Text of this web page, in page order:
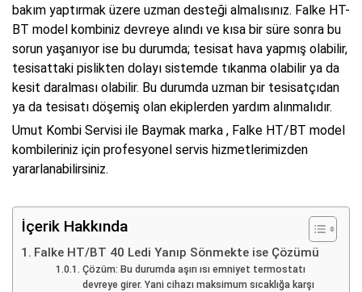
bakım yaptırmak üzere uzman desteği almalısınız. Falke HT-
BT model kombiniz devreye alındı ve kısa bir süre sonra bu
sorun yaşanıyor ise bu durumda; tesisat hava yapmış olabilir,
tesisattaki pislikten dolayı sistemde tıkanma olabilir ya da
kesit daralması olabilir. Bu durumda uzman bir tesisatçıdan
ya da tesisatı döşemiş olan ekiplerden yardım alınmalıdır.
Umut Kombi Servisi ile Baymak marka , Falke HT/BT model
kombileriniz için profesyonel servis hizmetlerimizden
yararlanabilirsiniz.
İçerik Hakkında
Falke HT/BT 40 Ledi Yanıp Sönmekte ise Çözümü
Çözüm: Bu durumda aşırı ısı emniyet termostatı
devreye girer. Yani cihazı maksimum sıcaklığa karşı